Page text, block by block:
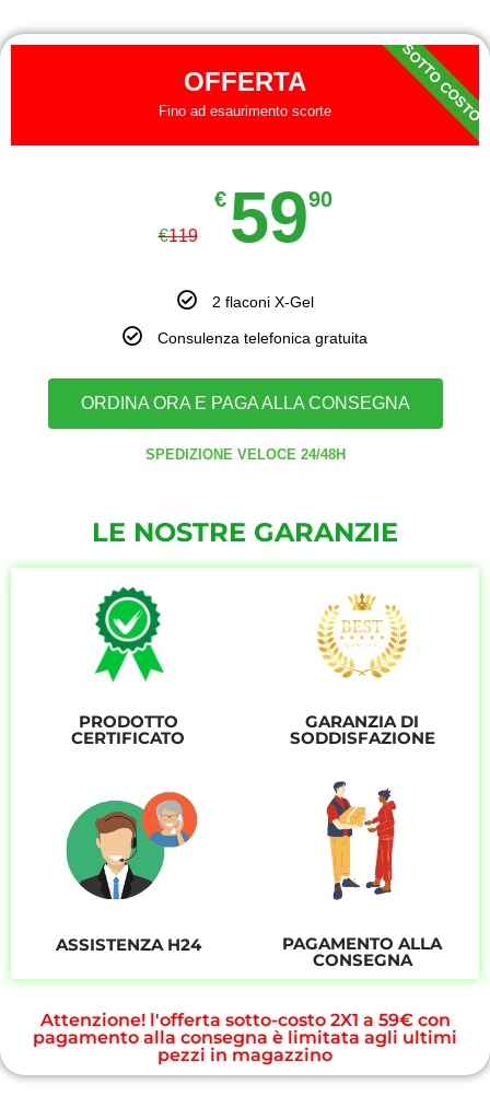
OFFERTA
Fino ad esaurimento scorte
€119
€ 5990
2 flaconi X-Gel
Consulenza telefonica gratuita
ORDINA ORA E PAGA ALLA CONSEGNA
SPEDIZIONE VELOCE 24/48H
SOTTO COSTO
LE NOSTRE GARANZIE
PRODOTTO
CERTIFICATO
GARANZIA DI
SODDISFAZIONE
ASSISTENZA H24 PAGAMENTO ALLA
CONSEGNA
Attenzione! l'offerta sotto-costo 2X1 a 59€ con
pagamento alla consegna è limitata agli ultimi
pezzi in magazzino